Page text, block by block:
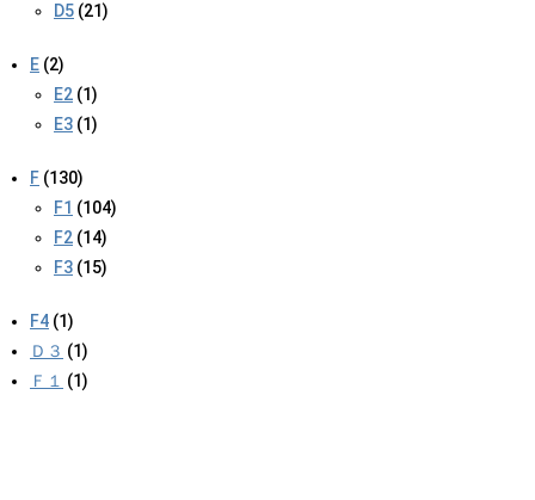
D5 (21)
E (2)
E2 (1)
E3 (1)
F (130)
F1 (104)
F2 (14)
F3 (15)
F4 (1)
Ｄ３ (1)
Ｆ１
(1)